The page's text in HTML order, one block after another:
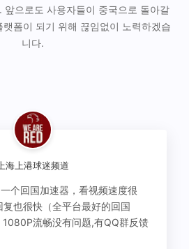
앞으로도 사용자들이 중국으로 돌아갈
폼이 되기 위해 끊임없이 노력하겠습
니다.
上海上港球迷频道
个回国加速器，看视频速度很
也很快（全平台最好的回国
流畅没有问题,有QQ群反馈